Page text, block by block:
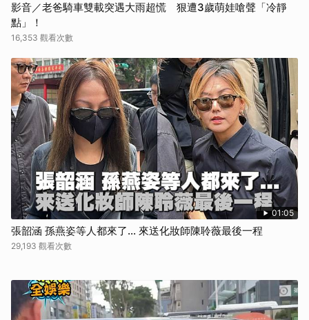
影音／老爸騎車雙載突遇大雨超慌 狠遭3歲萌娃嗆聲「冷靜
點」！
16,353 觀看次數
01:05
張韶涵 孫燕姿等人都來了... 來送化妝師陳聆薇最後一程
29,193 觀看次數